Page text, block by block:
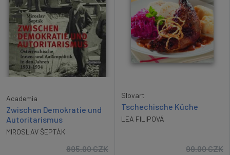
Academia
Zwischen Demokratie und
Autoritarismus
MIROSLAV ŠEPTÁK
895.00CZK
Slovart
Tschechische Küche
LEA FILIPOVÁ
99.00CZK